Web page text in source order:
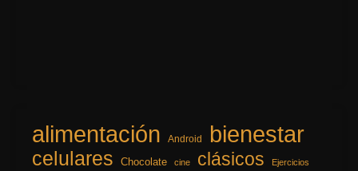
alimentación Android bienestar
celulares Chocolate cine clásicos Ejercicios